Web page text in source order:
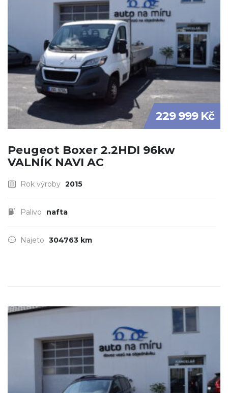
229 999 Kč
Peugeot Boxer 2.2HDI 96kw
VALNÍK NAVI AC
Rok výroby 2015
Palivo nafta
Najeto 304763 km